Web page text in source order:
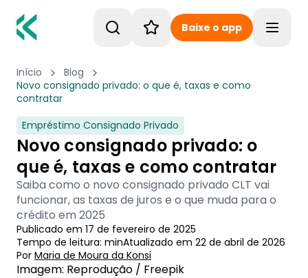
Baixe o app
Início
Blog
Novo consignado privado: o que é, taxas e como
contratar
Empréstimo Consignado Privado
Novo consignado privado: o
que é, taxas e como contratar
Saiba como o novo consignado privado CLT vai
funcionar, as taxas de juros e o que muda para o
crédito em 2025
Publicado em 17 de fevereiro de 2025
Tempo de leitura: minAtualizado em 22 de abril de 2026
Por Maria de Moura da Konsi
Imagem: Reprodução / Freepik